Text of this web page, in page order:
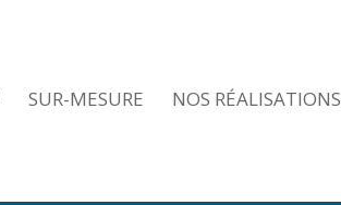
SUR-MESURE NOS RÉALISATIONS